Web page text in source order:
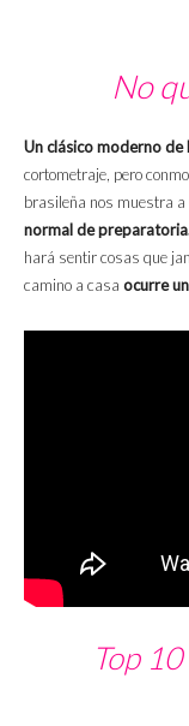
No
Un clásico moderno de
cortometraje, pero
brasileña nos muestra a
normal de
hará sentir cosas que
camino a casa ocurre
Top